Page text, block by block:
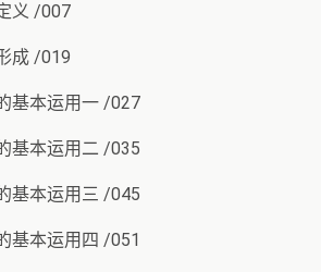
义 /007
成 /019
基本运用一 /027
基本运用二 /035
基本运用三 /045
基本运用四 /051